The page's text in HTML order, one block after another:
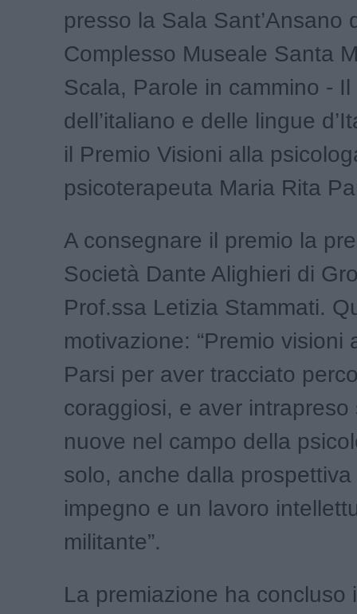
presso la Sala Sant’Ansano
Complesso Museale Santa
Scala, Parole in cammino - Il
dell’italiano e delle lingue
il Premio Visioni alla
psicoterapeuta Maria Rita
A consegnare il premio la
Società Dante Alighieri di
Prof.ssa Letizia Stammati.
motivazione: “Premio visioni
Parsi per aver tracciato
coraggiosi, e aver intrapreso
nuove nel campo della
solo, anche dalla
impegno e un lavoro
militante”.
La premiazione ha concluso